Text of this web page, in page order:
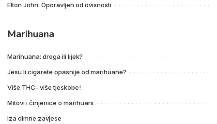
Elton John: Oporavljen od ovisnosti
Marihuana
Marihuana: droga ili lijek?
Jesu li cigarete opasnije od marihuane?
Više THC- više tjeskobe!
Mitovi i činjenice o marihuani
Iza dimne zavjese